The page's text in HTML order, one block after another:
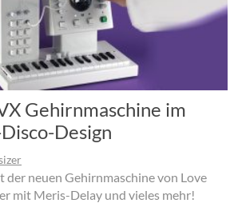
Gehirnmaschine im
Design
der neuen Gehirnmaschine von Love
mit Meris-Delay und vieles mehr!